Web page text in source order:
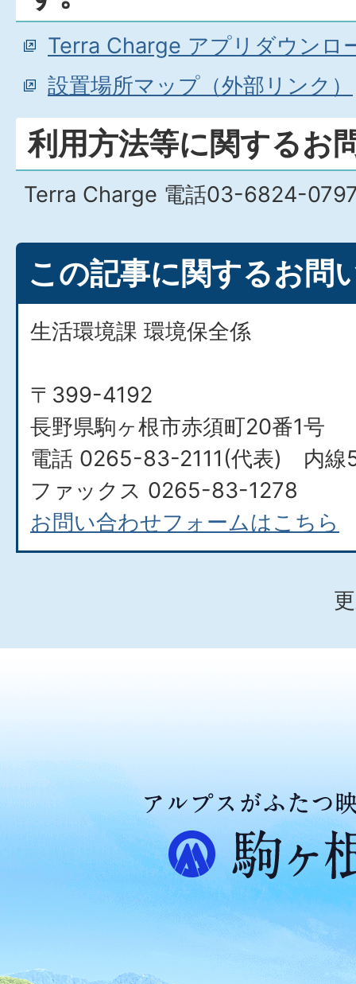
Terra Charge アプリダウンロ
設置場所マップ（外部リンク）
利用方法等に関するお
Terra Charge 電話03-6824-
この記事に関するお問
生活環境課 環境保全係
〒399-4192
長野県駒ヶ根市赤須町20番1号
電話 0265-83-2111(代表) 内線
ファックス 0265-83-1278
お問い合わせフォームはこちら
ア
ル
プ
ス
が